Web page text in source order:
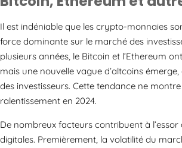
Il est indéniable que les crypto-monnaies
force dominante sur le marché des
plusieurs années, le Bitcoin et l’Ethereum
mais une nouvelle vague d’altcoins
des investisseurs. Cette tendance ne
ralentissement en 2024.
De nombreux facteurs contribuent à l’essor
digitales. Premièrement, la volatilité du